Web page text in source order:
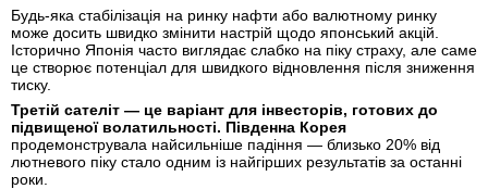
Будь-яка стабілізація на ринку нафти або валютному ринку
може досить швидко змінити настрій щодо японський акцій.
Історично Японія часто виглядає слабко на піку страху, але саме
це створює потенціал для швидкого відновлення після зниження
тиску.
Третій сателіт — це варіант для інвесторів, готових до
підвищеної волатильності. Південна Корея
продемонструвала найсильніше падіння — близько 20% від
лютневого піку стало одним із найгірших результатів за останні
роки.